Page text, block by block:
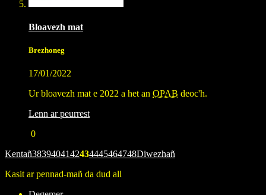
Bloavezh mat
Brezhoneg
17/01/2022
Ur bloavezh mat e 2022 a het an OPAB deoc'h.
Lenn ar peurrest
0
Kentañ3839404142434445464748Diwezhañ
Kasit ar pennad-mañ da dud all